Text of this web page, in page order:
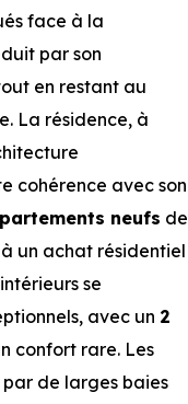
face à la
par son
en restant au
La résidence, à
cohérence avec son
neufs de
un achat résidentiel
se
avec un 2
confort rare. Les
de larges baies